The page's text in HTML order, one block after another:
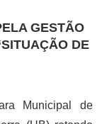
GESTÃO
DE
Municipal de